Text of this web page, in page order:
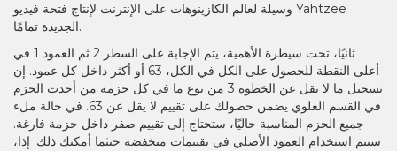
وسيلة لعالم الكازينوهات على الإنترنت لإنتاج فتحة فيديو Yahtzee
الجديدة تمامًا.
ثانيًا، تحت سيطرة الأهمية، يتم الإجابة على السطر 2 ثم العمود 1 في
أعلى النقطة للحصول على الكل في الكل، 63 أو أكثر داخل كل عمود. إن
تسجيل ما لا يقل عن الخطوة 3 من نوع ما في كل حزمة من أحدث الحزم
في القسم العلوي يضمن حصولك على تقييم لا يقل عن 63. في حالة ملء
جميع الحزم المناسبة حاليًا، ستحتاج إلى تقييم صفر داخل حزمة فارغة.
سيتم استخدام العمود الأصلي في تقييمات منخفضة حيثما أمكنك ذلك. إذا،